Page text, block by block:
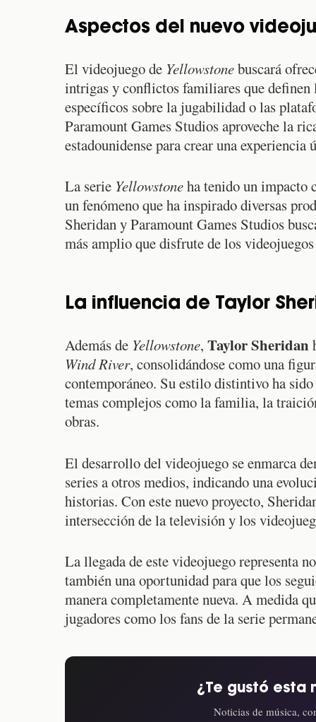
Aspectos del nuevo
El videojuego de Yellowstonebuscará
intrigas y conflictos familiares que definen
específicos sobre la jugabilidad o las
Paramount Games Studios aproveche la
estadounidense para crear una experiencia
La serie Yellowstoneha tenido un impacto
un fenómeno que ha inspirado diversas
Sheridan y Paramount Games Studios
más amplio que disfrute de los
La influencia de Taylor
Además de Yellowstone, Taylor Sheridan
Wind River, consolidándose como una
contemporáneo. Su estilo distintivo ha
temas complejos como la familia, la
obras.
El desarrollo del videojuego se enmarca
series a otros medios, indicando una
historias. Con este nuevo proyecto,
intersección de la televisión y los
La llegada de este videojuego representa
también una oportunidad para que los
manera completamente nueva. A medida
jugadores como los fans de la serie
¿Te gustó esta
Noticias de música,